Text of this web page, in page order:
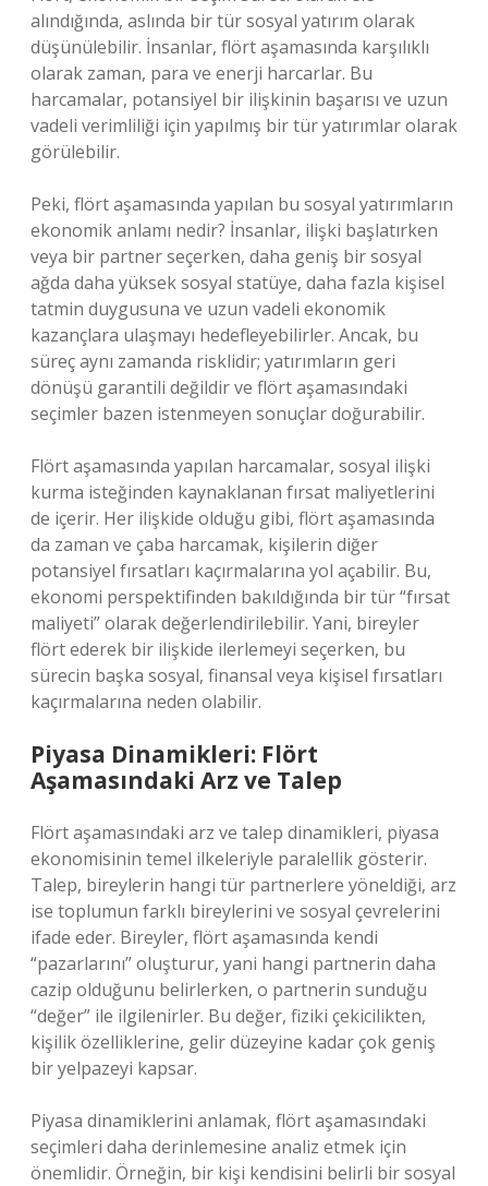
alındığında, aslında bir tür sosyal yatırım olarak
düşünülebilir. İnsanlar, flört aşamasında karşılıklı
olarak zaman, para ve enerji harcarlar. Bu
harcamalar, potansiyel bir ilişkinin başarısı ve uzun
vadeli verimliliği için yapılmış bir tür yatırımlar olarak
görülebilir.
Peki, flört aşamasında yapılan bu sosyal yatırımların
ekonomik anlamı nedir? İnsanlar, ilişki başlatırken
veya bir partner seçerken, daha geniş bir sosyal
ağda daha yüksek sosyal statüye, daha fazla kişisel
tatmin duygusuna ve uzun vadeli ekonomik
kazançlara ulaşmayı hedefleyebilirler. Ancak, bu
süreç aynı zamanda risklidir; yatırımların geri
dönüşü garantili değildir ve flört aşamasındaki
seçimler bazen istenmeyen sonuçlar doğurabilir.
Flört aşamasında yapılan harcamalar, sosyal ilişki
kurma isteğinden kaynaklanan fırsat maliyetlerini
de içerir. Her ilişkide olduğu gibi, flört aşamasında
da zaman ve çaba harcamak, kişilerin diğer
potansiyel fırsatları kaçırmalarına yol açabilir. Bu,
ekonomi perspektifinden bakıldığında bir tür “fırsat
maliyeti” olarak değerlendirilebilir. Yani, bireyler
flört ederek bir ilişkide ilerlemeyi seçerken, bu
sürecin başka sosyal, finansal veya kişisel fırsatları
kaçırmalarına neden olabilir.
Piyasa Dinamikleri: Flört
Aşamasındaki Arz ve Talep
Flört aşamasındaki arz ve talep dinamikleri, piyasa
ekonomisinin temel ilkeleriyle paralellik gösterir.
Talep, bireylerin hangi tür partnerlere yöneldiği, arz
ise toplumun farklı bireylerini ve sosyal çevrelerini
ifade eder. Bireyler, flört aşamasında kendi
“pazarlarını” oluşturur, yani hangi partnerin daha
cazip olduğunu belirlerken, o partnerin sunduğu
“değer” ile ilgilenirler. Bu değer, fiziki çekicilikten,
kişilik özelliklerine, gelir düzeyine kadar çok geniş
bir yelpazeyi kapsar.
Piyasa dinamiklerini anlamak, flört aşamasındaki
seçimleri daha derinlemesine analiz etmek için
önemlidir. Örneğin, bir kişi kendisini belirli bir sosyal